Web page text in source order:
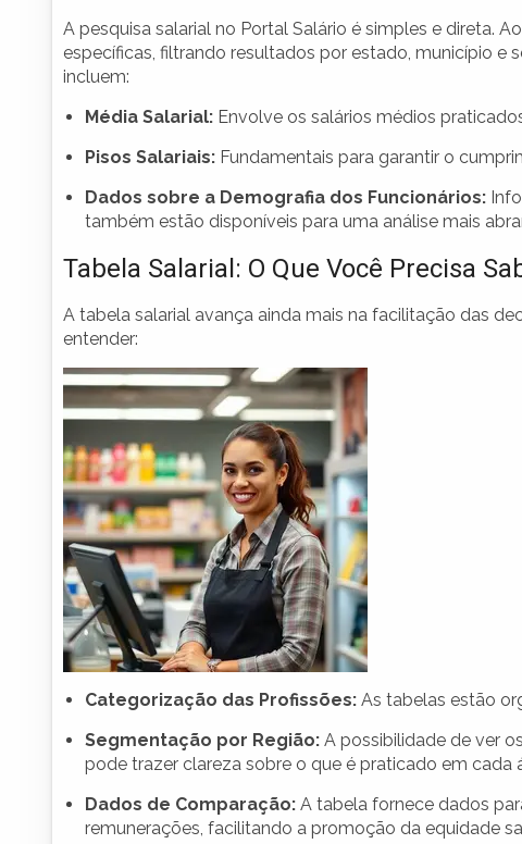
A pesquisa salarial no Portal Salário é simples e direta.
específicas, filtrando resultados por estado, município
incluem:
Média Salarial: Envolve os salários médios
Pisos Salariais: Fundamentais para garantir o
Dados sobre a Demografia dos Funcionários:
também estão disponíveis para uma análise mais
Tabela Salarial: O Que Você Precisa
A tabela salarial avança ainda mais na facilitação das
entender:
Categorização das Profissões: As tabelas estão
Segmentação por Região: A possibilidade de ver
pode trazer clareza sobre o que é praticado em cada
Dados de Comparação: A tabela fornece dados
remunerações, facilitando a promoção da equidade